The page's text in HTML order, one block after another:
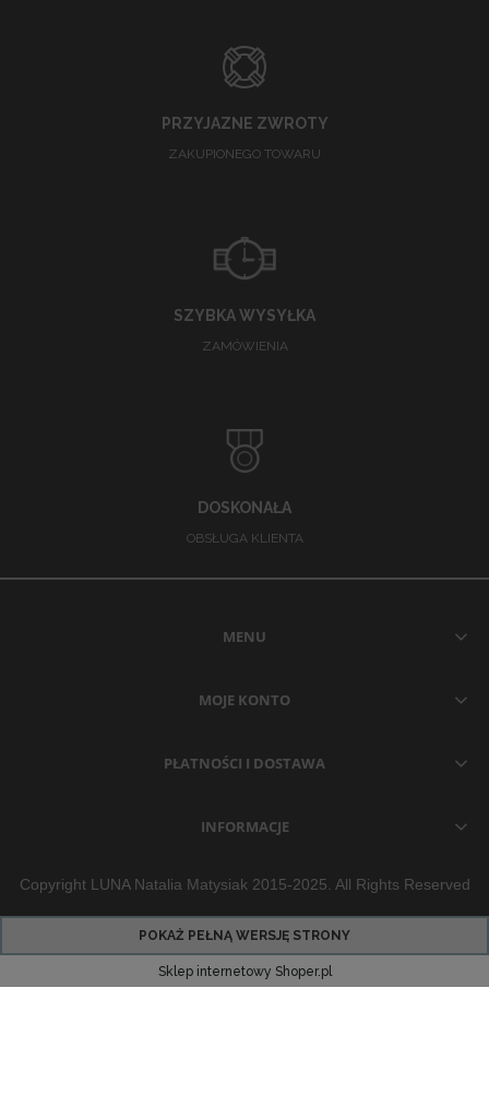
PRZYJAZNE ZWROTY
ZAKUPIONEGO TOWARU
SZYBKA WYSYŁKA
ZAMÓWIENIA
DOSKONAŁA
OBSŁUGA KLIENTA
MENU
MOJE KONTO
PŁATNOŚCI I DOSTAWA
INFORMACJE
Copyright LUNA Natalia Matysiak 2015-2025. All Rights Reserved
POKAŻ PEŁNĄ WERSJĘ STRONY
Sklep internetowy Shoper.pl